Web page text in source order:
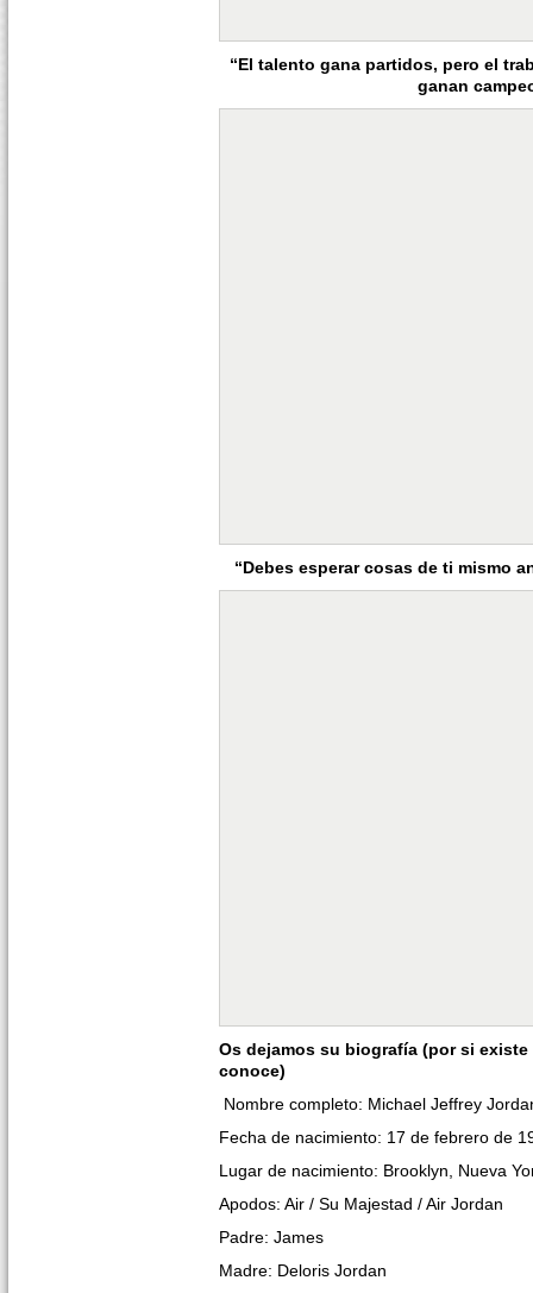
“El talento gana partidos, pero el
ganan
“Debes esperar cosas de ti mismo
Os dejamos su biografía (por si
conoce)
Nombre completo: Michael Jeffrey
Fecha de nacimiento: 17 de febrero de
Lugar de nacimiento: Brooklyn, Nueva
Apodos: Air / Su Majestad / Air Jordan
Padre: James
Madre: Deloris Jordan